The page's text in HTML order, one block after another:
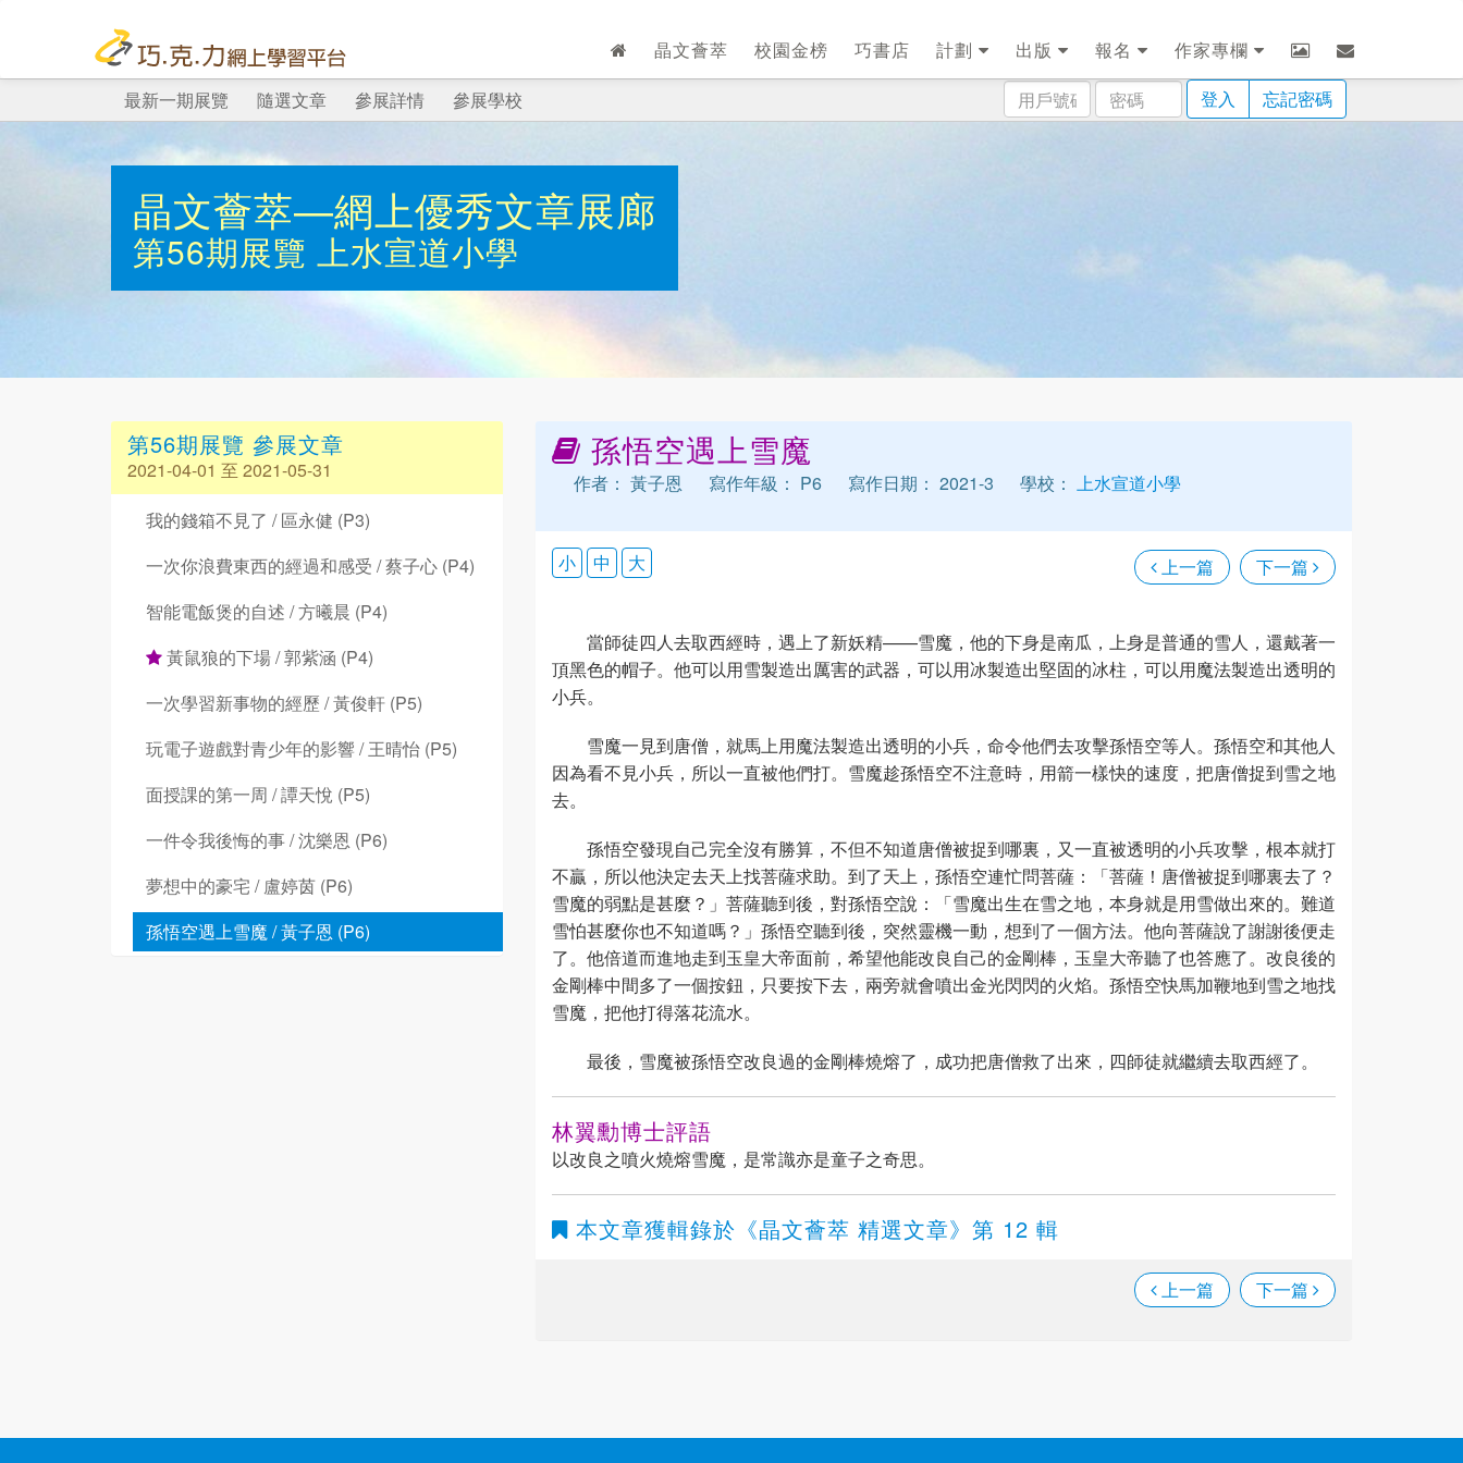
晶文薈萃 校園金榜 巧書店 計劃 出版 報名
作家專欄
用
戶
密
碼
登入 忘記密碼
最新一期展覽 隨選文章 參展詳情 參展學校
晶文薈萃—網上優秀文章展廊
第56期展覽 上水宣道小學
第56期展覽 參展文章
2021-04-01 至 2021-05-31
我的錢箱不見了 / 區永健 (P3)
一次你浪費東西的經過和感受 / 蔡子心 (P4)
智能電飯煲的自述 / 方曦晨 (P4)
黃鼠狼的下場 / 郭紫涵 (P4)
一次學習新事物的經歷 / 黃俊軒 (P5)
玩電子遊戲對青少年的影響 / 王晴怡 (P5)
面授課的第一周 / 譚天悅 (P5)
一件令我後悔的事 / 沈樂恩 (P6)
夢想中的豪宅 / 盧婷茵 (P6)
孫悟空遇上雪魔 / 黃子恩 (P6)
孫悟空遇上雪魔
作者： 黃子恩 寫作年級： P6 寫作日期： 2021-3 學校： 上水宣道小學
上一篇 下一篇
小 中 大
當師徒四人去取西經時，遇上了新妖精——雪魔，他的下身是南瓜，上身是普通的雪人，還戴著一
頂黑色的帽子。他可以用雪製造出厲害的武器，可以用冰製造出堅固的冰柱，可以用魔法製造出透明的
小兵。
雪魔一見到唐僧，就馬上用魔法製造出透明的小兵，命令他們去攻擊孫悟空等人。孫悟空和其他人
因為看不見小兵，所以一直被他們打。雪魔趁孫悟空不注意時，用箭一樣快的速度，把唐僧捉到雪之地
去。
孫悟空發現自己完全沒有勝算，不但不知道唐僧被捉到哪裏，又一直被透明的小兵攻擊，根本就打
不贏，所以他決定去天上找菩薩求助。到了天上，孫悟空連忙問菩薩：「菩薩！唐僧被捉到哪裏去了？
雪魔的弱點是甚麼？」菩薩聽到後，對孫悟空說：「雪魔出生在雪之地，本身就是用雪做出來的。難道
雪怕甚麼你也不知道嗎？」孫悟空聽到後，突然靈機一動，想到了一個方法。他向菩薩說了謝謝後便走
了。他倍道而進地走到玉皇大帝面前，希望他能改良自己的金剛棒，玉皇大帝聽了也答應了。改良後的
金剛棒中間多了一個按鈕，只要按下去，兩旁就會噴出金光閃閃的火焰。孫悟空快馬加鞭地到雪之地找
雪魔，把他打得落花流水。
最後，雪魔被孫悟空改良過的金剛棒燒熔了，成功把唐僧救了出來，四師徒就繼續去取西經了。
林翼勳博士評語
以改良之噴火燒熔雪魔，是常識亦是童子之奇思。
本文章獲輯錄於 《晶文薈萃 精選文章》 第 12 輯
上一篇 下一篇